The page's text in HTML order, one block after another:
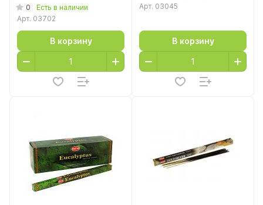
0
Есть в наличии
Арт. 03702
В корзину
Арт. 03045
В корзину